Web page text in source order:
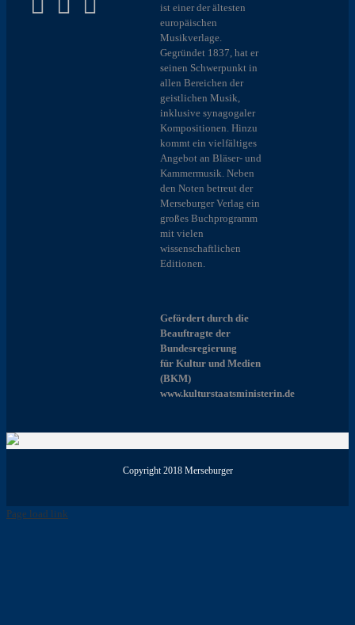
ist einer der ältesten
europäischen
Musikverlage.
Gegründet 1837, hat er
seinen Schwerpunkt in
allen Bereichen der
geistlichen Musik,
inklusive synagogaler
Kompositionen. Hinzu
kommt ein vielfältiges
Angebot an Bläser- und
Kammermusik. Neben
den Noten betreut der
Merseburger Verlag ein
großes Buchprogramm
mit vielen
wissenschaftlichen
Editionen.
Gefördert durch die
Beauftragte der
Bundesregierung
für Kultur und Medien
(BKM)
www.kulturstaatsministerin.de
Copyright 2018 Merseburger
Page load link